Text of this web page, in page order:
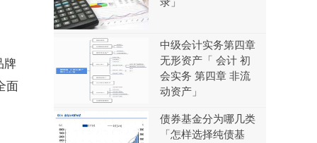
牌
面
中级会计实务第四章
无形资产「 会计 初
会实务 第四章 非流
动资产」
债券基金分为哪几类
「怎样选择纯债基